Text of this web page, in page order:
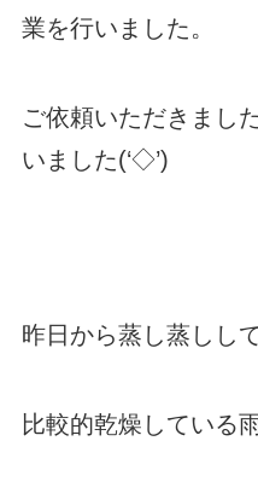
業を行いました。
ご依頼いただきまし
いました(‘◇’)ゞ
昨日から蒸し蒸しし
比較的乾燥している